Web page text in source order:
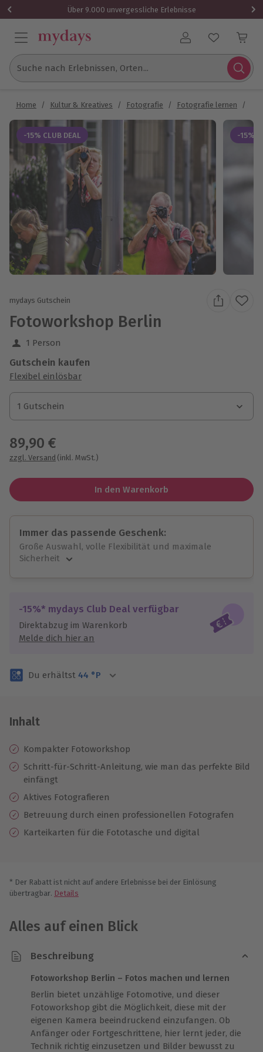
Über 9.000 unvergessliche Erlebnisse
Benutzerkonto
Suche nach Erlebnissen, Orten...
Home / Kultur & Kreatives / Fotografie / Fotografie lernen /
-15% CLUB DEAL -15%
mydays Gutschein
Fotoworkshop Berlin
1 Person
Gutschein kaufen
Flexibel einlösbar
1 Gutschein
1 Gutschein
1 Gutschein
89,90 €
zzgl. Versand (inkl. MwSt.)
In den Warenkorb
Immer das passende Geschenk:
Große Auswahl, volle Flexibilität und maximale
Sicherheit
Jeder Gutschein für alle Erlebnisse einlösbar.
Maximale Sicherheit
3 Jahre gültig & verlängerbar.
-15%* mydays Club Deal verfügbar
Direktabzug im Warenkorb
Melde dich hier an
Du erhältst 44 °P
Inhalt
Kompakter Fotoworkshop
Schritt-für-Schritt-Anleitung, wie man das perfekte Bild
einfängt
Aktives Fotografieren
Betreuung durch einen professionellen Fotografen
Karteikarten für die Fototasche und digital
* Der Rabatt ist nicht auf andere Erlebnisse bei der Einlösung
übertragbar. Details
Alles auf einen Blick
Beschreibung
Fotoworkshop Berlin – Fotos machen und lernen
Berlin bietet unzählige Fotomotive, und dieser
Fotoworkshop gibt die Möglichkeit, diese mit der
eigenen Kamera beeindruckend einzufangen. Ob
Anfänger oder Fortgeschrittene, hier lernt jeder, die
Technik richtig einzusetzen und Bilder bewusst zu